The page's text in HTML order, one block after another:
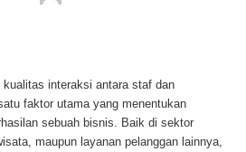
interaksi antara staf dan
faktor utama yang menentukan
sebuah bisnis. Baik di sektor
maupun layanan pelanggan lainnya,